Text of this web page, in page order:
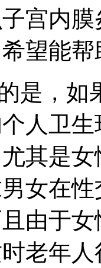
宫内
望能
，如
人卫
其是
女在
由于
老年